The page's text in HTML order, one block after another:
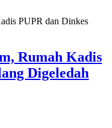
Rumah Kadis
Digeledah